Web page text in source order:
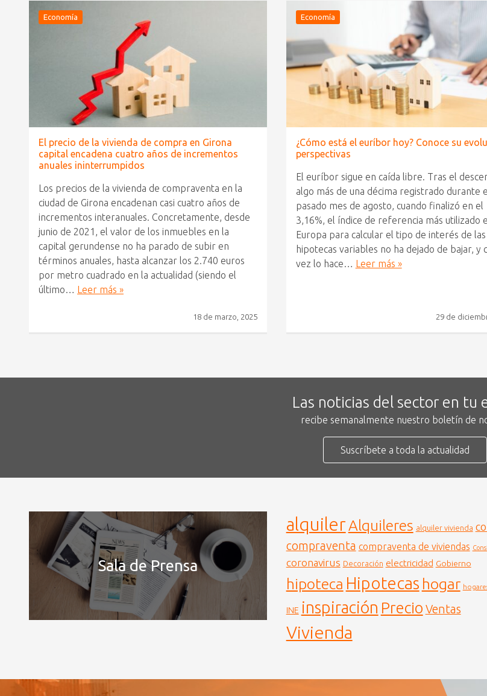
Economía
El precio de la vivienda de compra en Girona
capital encadena cuatro años de incrementos
anuales ininterrumpidos
Los precios de la vivienda de compraventa en la
ciudad de Girona encadenan casi cuatro años de
incrementos interanuales. Concretamente, desde
junio de 2021, el valor de los inmuebles en la
capital gerundense no ha parado de subir en
términos anuales, hasta alcanzar los 2.740 euros
por metro cuadrado en la actualidad (siendo el
último… Leer más »
18 de marzo, 2025
Economía
¿Cómo está el euríbor hoy? Conoce su
perspectivas
El euríbor sigue en caída libre. Tras el
algo más de una décima registrado durante
pasado mes de agosto, cuando finalizó en el
3,16%, el índice de referencia más utilizado
Europa para calcular el tipo de interés de las
hipotecas variables no ha dejado de bajar, y
vez lo hace… Leer más »
29 de
Las noticias del sector en tu
recibe semanalmente nuestro boletín de
Suscríbete a toda la actualidad
Sala de Prensa
alquilerAlquileres alquiler vivienda
compraventa compraventa de viviendas
coronavirus Decoración electricidad Gobierno
hipoteca Hipotecas hogar
INE inspiración Precio Ventas
Vivienda